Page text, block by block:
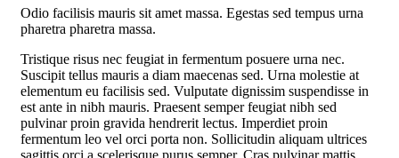
Odio facilisis mauris sit amet massa. Egestas sed tempus urna
pharetra pharetra massa.
Tristique risus nec feugiat in fermentum posuere urna nec.
Suscipit tellus mauris a diam maecenas sed. Urna molestie at
elementum eu facilisis sed. Vulputate dignissim suspendisse in
est ante in nibh mauris. Praesent semper feugiat nibh sed
pulvinar proin gravida hendrerit lectus. Imperdiet proin
fermentum leo vel orci porta non. Sollicitudin aliquam ultrices